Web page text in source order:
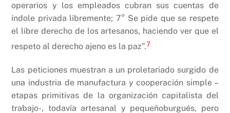
operarios y los empleados cubran sus cuentas de
índole privada libremente; 7° Se pide que se respete
el libre derecho de los artesanos, haciendo ver que el
respeto al derecho ajeno es la paz”.7
Las peticiones muestran a un proletariado surgido de
una industria de manufactura y cooperación simple –
etapas primitivas de la organización capitalista del
trabajo-, todavía artesanal y pequeñoburgués, pero